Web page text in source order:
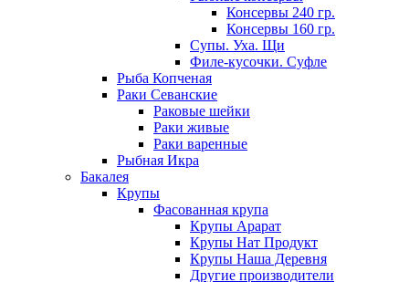
Консервы 240 гр.
Консервы 160 гр.
Супы. Уха. Щи
Филе-кусочки. Суфле
Рыба Копченая
Раки Севанские
Раковые шейки
Раки живые
Раки варенные
Рыбная Икра
Бакалея
Крупы
Фасованная крупа
Крупы Арарат
Крупы Нат Продукт
Крупы Наша Деревня
Другие производители